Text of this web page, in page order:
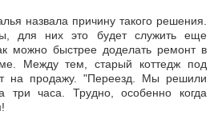
назвала причину такого решения.
для них это будет служить еще
можно быстрее доделать ремонт в
Между тем, старый коттедж под
на продажу. "Переезд. Мы решили
три часа. Трудно, особенно когда